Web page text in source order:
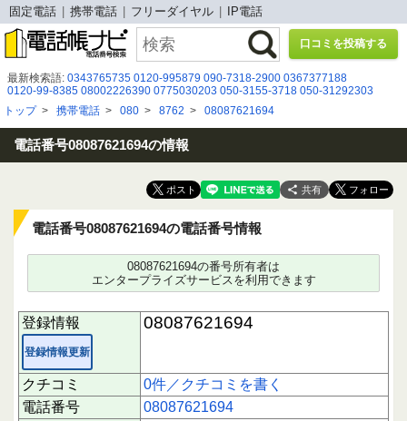
固定電話 携帯電話 フリーダイヤル IP電話
口コミを投稿する
最新検索語: 0343765735 0120-995879 090-7318-2900 0367377188
0120-99-8385 08002226390 0775030203 050-3155-3718 050-31292303
0112151522 0661238478
05031522922 0120792197 0120-366-350 080 8088 4034
0345007077 0333431045 0345645082 0899841311 07013920357
０５０３１１３６６９５
トップ> 携帯電話 > 080 > 8762 > 08087621694
電話番号08087621694の情報
共有
電話番号08087621694の電話番号情報
08087621694の番号所有者は
エンタープライズサービスを利用できます
登録情報
登録情報更新
08087621694
クチコミ
0件／クチコミを書く
電話番号
08087621694